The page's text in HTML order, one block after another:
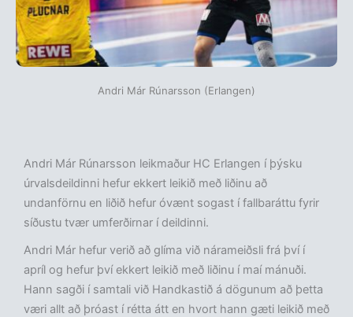
Andri Már Rúnarsson (Erlangen)
Andri Már Rúnarsson leikmaður HC Erlangen í þýsku
úrvalsdeildinni hefur ekkert leikið með liðinu að
undanförnu en liðið hefur óvænt sogast í fallbaráttu fyrir
síðustu tvær umferðirnar í deildinni.
Andri Már hefur verið að glíma við nárameiðsli frá því í
apríl og hefur því ekkert leikið með liðinu í maí mánuði.
Hann sagði í samtali við Handkastið á dögunum að þetta
væri allt að þróast í rétta átt en hvort hann gæti leikið með